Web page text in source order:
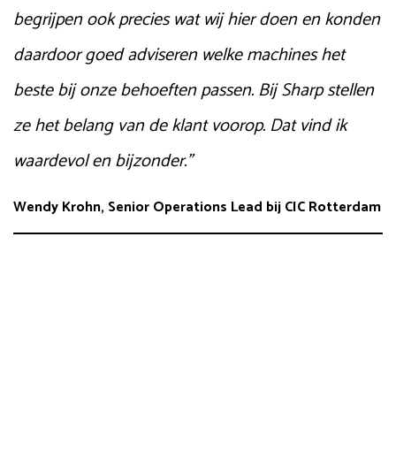
begrijpen ook precies wat wij hier doen en konden
daardoor goed adviseren welke machines het
beste bij onze behoeften passen. Bij Sharp stellen
ze het belang van de klant voorop. Dat vind ik
waardevol en bijzonder.”
Wendy Krohn, Senior Operations Lead bij CIC Rotterdam